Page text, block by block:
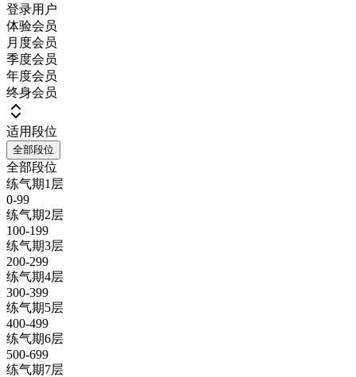
登录用户
体验会员
月度会员
季度会员
年度会员
终身会员
适用段位
全部段位
全部段位
练气期1层
0-99
练气期2层
100-199
练气期3层
200-299
练气期4层
300-399
练气期5层
400-499
练气期6层
500-699
练气期7层